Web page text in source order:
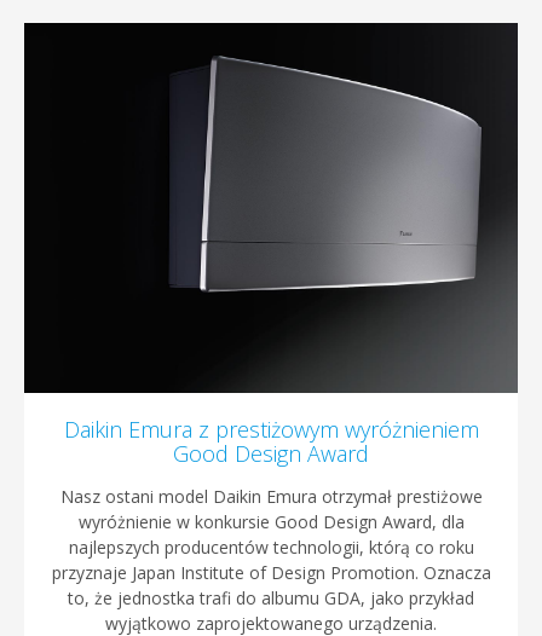
Daikin Emura z prestiżowym wyróżnieniem
Good Design Award
Nasz ostani model Daikin Emura otrzymał prestiżowe
wyróżnienie w konkursie Good Design Award, dla
najlepszych producentów technologii, którą co roku
przyznaje Japan Institute of Design Promotion. Oznacza
to, że jednostka trafi do albumu GDA, jako przykład
wyjątkowo zaprojektowanego urządzenia.